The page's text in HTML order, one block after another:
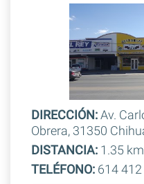
DIRECCIÓN:Av.
Obrera, 31350
DISTANCIA:1.35
TELÉFONO:614 412